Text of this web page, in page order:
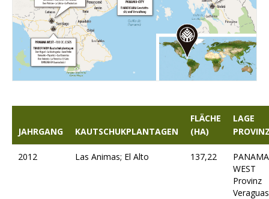
JAHRGANG KAUTSCHUKPLANTAGEN
FLÄCHE
(HA)
LAGE
2012 Las Animas; El Alto 137,22
WEST
Provinz
Veraguas